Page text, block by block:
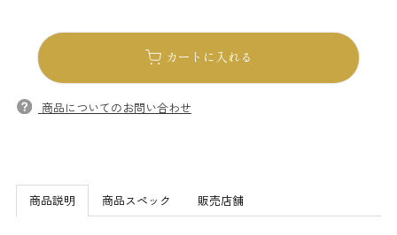
カートに入れる
商品についてのお問い合わせ
商品説明 商品スペック 販売店舗